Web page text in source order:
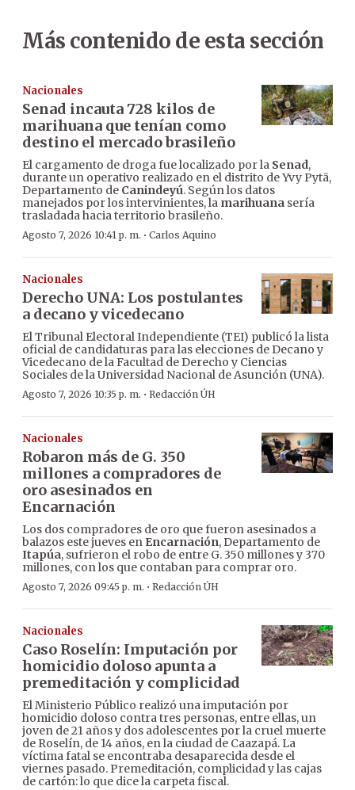
Más contenido de esta sección
Nacionales
Senad incauta 728 kilos de
marihuana que tenían como
destino el mercado brasileño
El cargamento de droga fue localizado por la Senad,
durante un operativo realizado en el distrito de Yvy Pytã,
Departamento de Canindeyú. Según los datos
manejados por los intervinientes, la marihuana sería
trasladada hacia territorio brasileño.
Agosto 7, 2026 10:41 p. m. · Carlos Aquino
Nacionales
Derecho UNA: Los postulantes
a decano y vicedecano
El Tribunal Electoral Independiente (TEI) publicó la lista
oficial de candidaturas para las elecciones de Decano y
Vicedecano de la Facultad de Derecho y Ciencias
Sociales de la Universidad Nacional de Asunción (UNA).
Agosto 7, 2026 10:35 p. m. · Redacción ÚH
Nacionales
Robaron más de G. 350
millones a compradores de
oro asesinados en
Encarnación
Los dos compradores de oro que fueron asesinados a
balazos este jueves en Encarnación, Departamento de
Itapúa, sufrieron el robo de entre G. 350 millones y 370
millones, con los que contaban para comprar oro.
Agosto 7, 2026 09:45 p. m. · Redacción ÚH
Nacionales
Caso Roselín: Imputación por
homicidio doloso apunta a
premeditación y complicidad
El Ministerio Público realizó una imputación por
homicidio doloso contra tres personas, entre ellas, un
joven de 21 años y dos adolescentes por la cruel muerte
de Roselín, de 14 años, en la ciudad de Caazapá. La
víctima fatal se encontraba desaparecida desde el
viernes pasado. Premeditación, complicidad y las cajas
de cartón: lo que dice la carpeta fiscal.